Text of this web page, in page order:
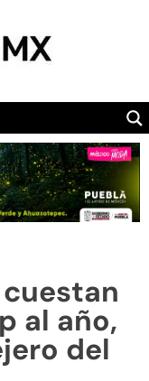
al año,
del